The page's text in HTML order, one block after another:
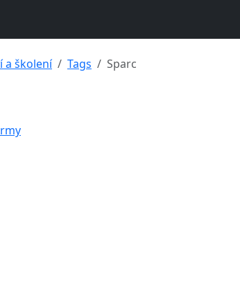
a školení Tags Sparc